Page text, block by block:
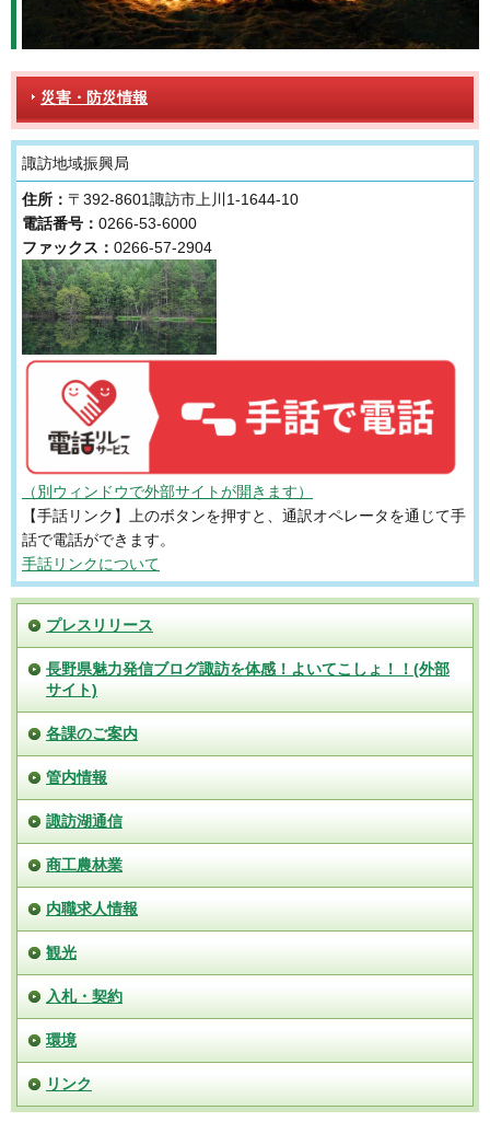
災害・防災情報
諏訪地域振興局
住所： 〒392-8601諏訪市上川1-1644-10
電話番号： 0266-53-6000
ファックス： 0266-57-2904
（別ウィンドウで外部サイトが開きます）
【手話リンク】上のボタンを押すと、通訳オペレータを通じて手
話で電話ができます。
手話リンクについて
プレスリリース
長野県魅力発信ブログ諏訪を体感！よいてこしょ！！(外部
サイト)
各課のご案内
管内情報
諏訪湖通信
商工農林業
内職求人情報
観光
入札・契約
環境
リンク